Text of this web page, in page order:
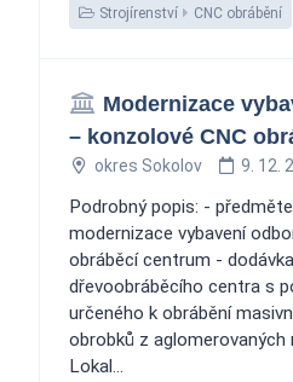
Strojírenství CNC obrábění
Modernizace
– konzolové CNC
okres Sokolov 9. 12.
Podrobný popis: -
modernizace vybavení
obráběcí centrum -
dřevoobráběcího centra s
určeného k obrábění
obrobků z aglomerovaných
Lokal...